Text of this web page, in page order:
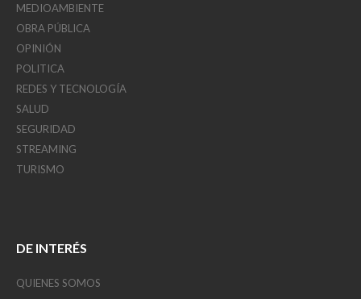
MEDIOAMBIENTE
OBRA PÚBLICA
OPINIÓN
POLITICA
REDES Y TECNOLOGÍA
SALUD
SEGURIDAD
STREAMING
TURISMO
DE INTERÉS
QUIENES SOMOS